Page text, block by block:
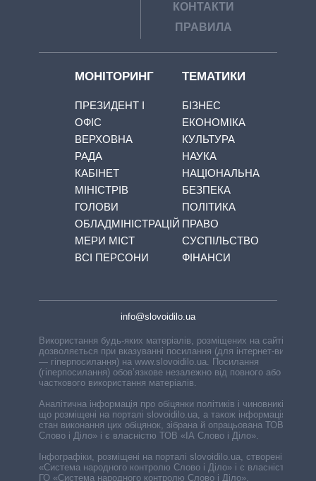
КОНТАКТИ
ПРАВИЛА
МОНІТОРИНГ
ПРЕЗИДЕНТ І
ОФІС
ВЕРХОВНА
РАДА
КАБІНЕТ
МІНІСТРІВ
ГОЛОВИ
ОБЛАДМІНІСТРАЦІЙ
МЕРИ МІСТ
ВСІ ПЕРСОНИ
ТЕМАТИКИ
БІЗНЕС
ЕКОНОМІКА
КУЛЬТУРА
НАУКА
НАЦІОНАЛЬНА
БЕЗПЕКА
ПОЛІТИКА
ПРАВО
СУСПІЛЬСТВО
ФІНАНСИ
info@slovoidilo.ua
Використання будь-яких матеріалів, розміщених на сайті,
дозволяється при вказуванні посилання (для інтернет-видань
— гіперпосилання) на www.slovoidilo.ua. Посилання
(гіперпосилання) обов’язкове незалежно від повного або
часткового використання матеріалів.
Аналітична інформація про обіцянки політиків і чиновників,
що розміщені на порталі slovoidilo.ua, а також інформація про
стан виконання цих обіцянок, зібрана й опрацьована ТОВ «ІА
Слово і Діло» і є власністю ТОВ «ІА Слово і Діло».
Інфографіки, розміщені на порталі slovoidilo.ua, створені ГО
«Система народного контролю Слово і Діло» і є власністю
ГО «Система народного контролю Слово і Діло».